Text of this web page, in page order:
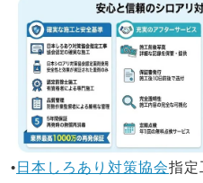
• 日本しろあり対策協会指定